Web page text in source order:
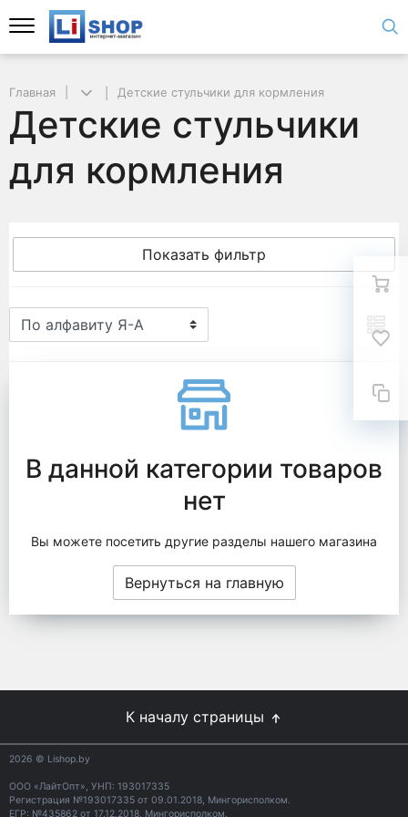
Главная Детские стульчики для кормления
Детские стульчики
для кормления
Показать фильтр
В данной категории товаров
нет
Вы можете посетить другие разделы нашего магазина
Вернуться на главную
К началу страницы
2026 © Lishop.by
ООО «ЛайтОпт», УНП: 193017335
Регистрация №193017335 от 09.01.2018, Мингорисполком.
ЕГР: №435862 от 17.12.2018, Мингорисполком.